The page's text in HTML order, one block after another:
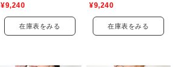
¥9,240
在庫表をみる
¥9,240
在庫表をみる